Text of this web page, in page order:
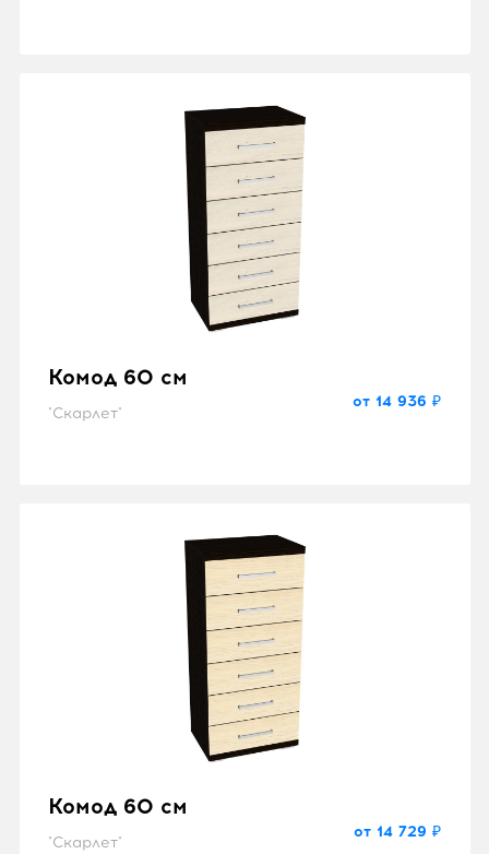
Комод 60 см
"Скарлет"
от 14 936 ₽
Комод 60 см
"Скарлет"
от 14 729 ₽